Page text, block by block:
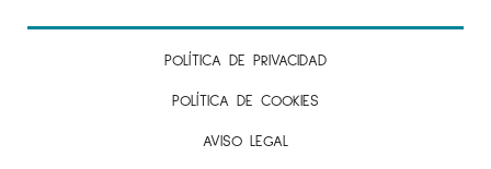
POLÍTICA DE PRIVACIDAD
POLÍTICA DE COOKIES
AVISO LEGAL